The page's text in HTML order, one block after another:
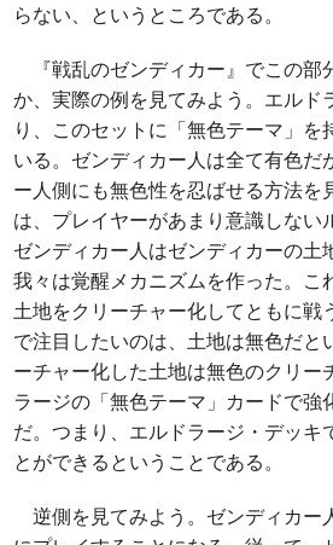
らない、というところである。
『戦乱のゼンディカー』でこの部
か、実際の例を見てみよう。エルド
り、このセットに「無色テーマ」を
いる。ゼンディカー人は全て有色だ
ー人側にも無色性を忍ばせる方法を
は、プレイヤーがあまり意識しない
ゼンディカー人はゼンディカーの土
我々は覚醒メカニズムを作った。こ
土地をクリーチャー化してともに戦
で注目したいのは、土地は無色だと
ーチャー化した土地は無色のクリー
ラージの「無色テーマ」カードで強
だ。つまり、エルドラージ・デッキ
とができるということである。
逆側を見てみよう。ゼンディカー